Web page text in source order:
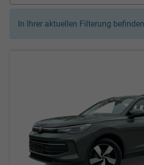
In Ihrer aktuellen Filterung